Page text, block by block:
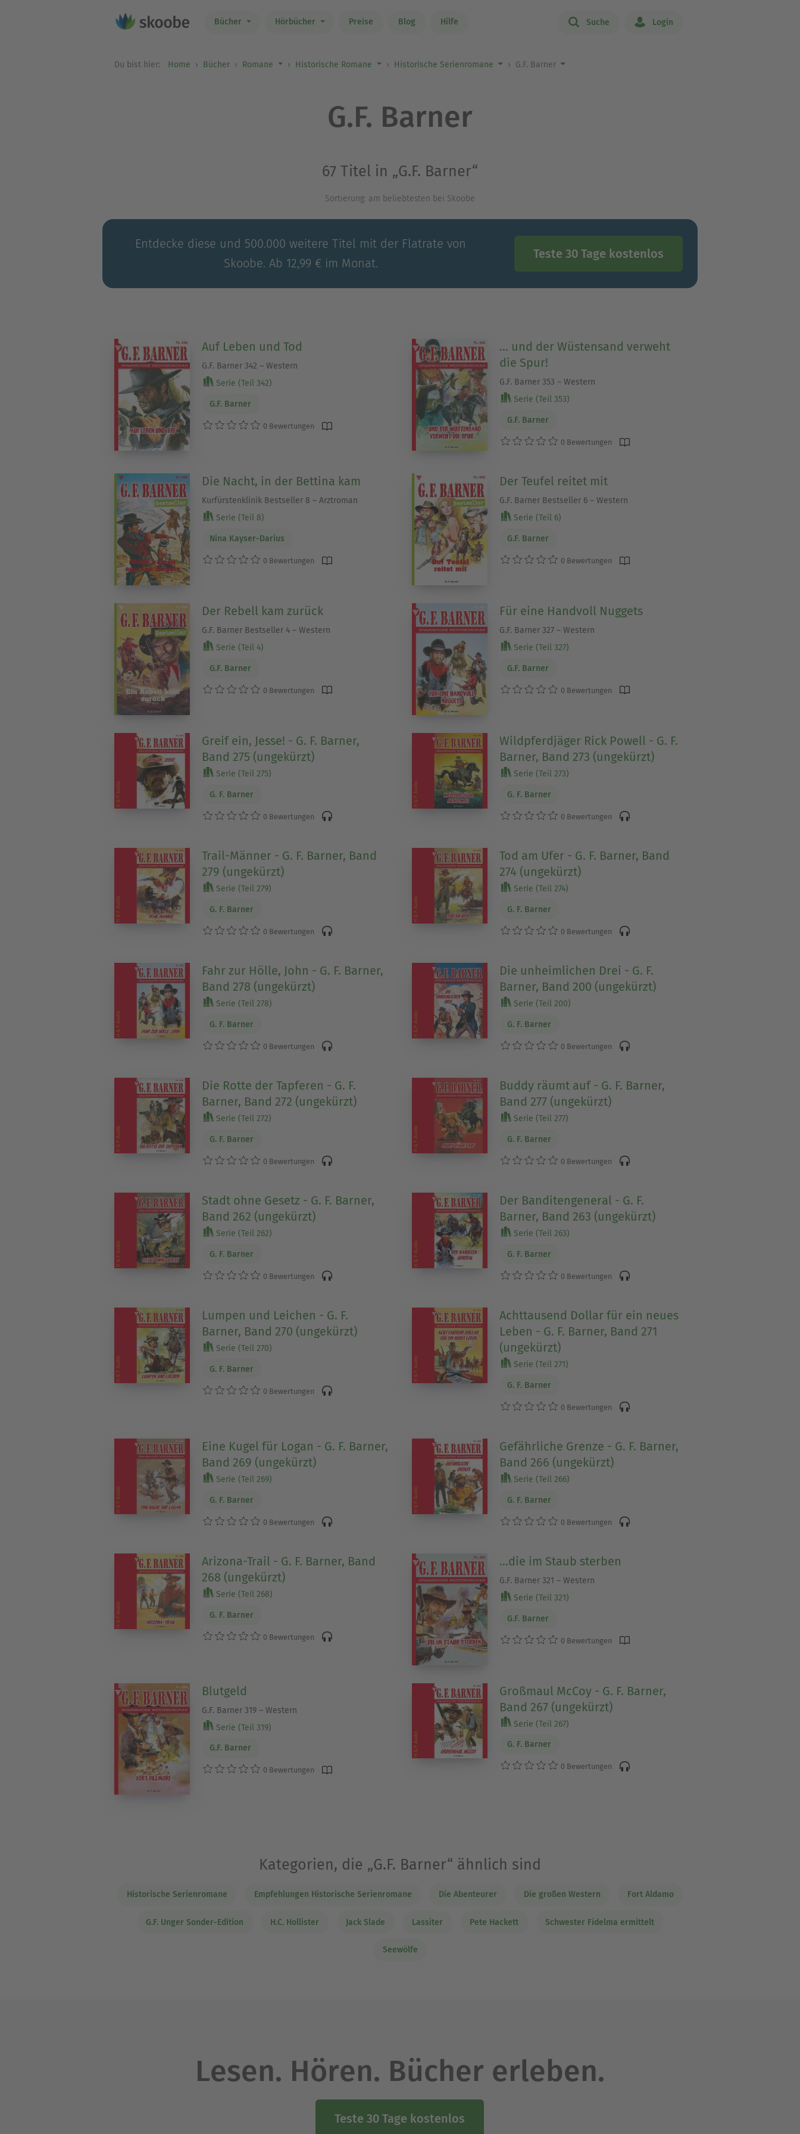
Bücher Hörbücher Preise Blog Hilfe Suche Login
Du bist hier: Home Bücher Romane Historische Romane Historische Serienromane G.F. Barner
G.F. Barner
67 Titel in „G.F. Barner“
Sortierung: am beliebtesten bei Skoobe
Entdecke diese und 500.000 weitere Titel mit der Flatrate von
Skoobe. Ab 12,99 € im Monat.
Teste 30 Tage kostenlos
Auf Leben und Tod
G.F. Barner 342 – Western
Serie (Teil 342)
G.F. Barner
0 Bewertungen
… und der Wüstensand verweht
die Spur!
G.F. Barner 353 – Western
Serie (Teil 353)
G.F. Barner
0 Bewertungen
Die Nacht, in der Bettina kam
Kurfürstenklinik Bestseller 8 – Arztroman
Serie (Teil 8)
Nina Kayser-Darius
0 Bewertungen
Der Teufel reitet mit
G.F. Barner Bestseller 6 – Western
Serie (Teil 6)
G.F. Barner
0 Bewertungen
Der Rebell kam zurück
G.F. Barner Bestseller 4 – Western
Serie (Teil 4)
G.F. Barner
0 Bewertungen
Für eine Handvoll Nuggets
G.F. Barner 327 – Western
Serie (Teil 327)
G.F. Barner
0 Bewertungen
Greif ein, Jesse! - G. F. Barner,
Band 275 (ungekürzt)
Serie (Teil 275)
G. F. Barner
0 Bewertungen
Wildpferdjäger Rick Powell - G. F.
Barner, Band 273 (ungekürzt)
Serie (Teil 273)
G. F. Barner
0 Bewertungen
Trail-Männer - G. F. Barner, Band
279 (ungekürzt)
Serie (Teil 279)
G. F. Barner
0 Bewertungen
Tod am Ufer - G. F. Barner, Band
274 (ungekürzt)
Serie (Teil 274)
G. F. Barner
0 Bewertungen
Fahr zur Hölle, John - G. F. Barner,
Band 278 (ungekürzt)
Serie (Teil 278)
G. F. Barner
0 Bewertungen
Die unheimlichen Drei - G. F.
Barner, Band 200 (ungekürzt)
Serie (Teil 200)
G. F. Barner
0 Bewertungen
Die Rotte der Tapferen - G. F.
Barner, Band 272 (ungekürzt)
Serie (Teil 272)
G. F. Barner
0 Bewertungen
Buddy räumt auf - G. F. Barner,
Band 277 (ungekürzt)
Serie (Teil 277)
G. F. Barner
0 Bewertungen
Stadt ohne Gesetz - G. F. Barner,
Band 262 (ungekürzt)
Serie (Teil 262)
G. F. Barner
0 Bewertungen
Der Banditengeneral - G. F.
Barner, Band 263 (ungekürzt)
Serie (Teil 263)
G. F. Barner
0 Bewertungen
Lumpen und Leichen - G. F.
Barner, Band 270 (ungekürzt)
Serie (Teil 270)
G. F. Barner
0 Bewertungen
Achttausend Dollar für ein neues
Leben - G. F. Barner, Band 271
(ungekürzt)
Serie (Teil 271)
G. F. Barner
0 Bewertungen
Eine Kugel für Logan - G. F. Barner,
Band 269 (ungekürzt)
Serie (Teil 269)
G. F. Barner
0 Bewertungen
Gefährliche Grenze - G. F. Barner,
Band 266 (ungekürzt)
Serie (Teil 266)
G. F. Barner
0 Bewertungen
Arizona-Trail - G. F. Barner, Band
268 (ungekürzt)
Serie (Teil 268)
G. F. Barner
0 Bewertungen
…die im Staub sterben
G.F. Barner 321 – Western
Serie (Teil 321)
G.F. Barner
0 Bewertungen
Blutgeld
G.F. Barner 319 – Western
Serie (Teil 319)
G.F. Barner
0 Bewertungen
Großmaul McCoy - G. F. Barner,
Band 267 (ungekürzt)
Serie (Teil 267)
G. F. Barner
0 Bewertungen
Kategorien, die „G.F. Barner“ ähnlich sind
Historische Serienromane Empfehlungen Historische Serienromane Die Abenteurer Die großen Western Fort Aldamo
G.F. Unger Sonder-Edition H.C. Hollister Jack Slade Lassiter Pete Hackett Schwester Fidelma ermittelt
Seewölfe
Lesen. Hören. Bücher erleben.
Teste 30 Tage kostenlos